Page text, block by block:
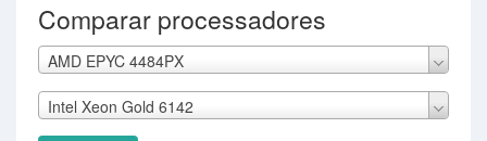
Comparar processadores
AMD EPYC 4484PX
Intel Xeon Gold 6142